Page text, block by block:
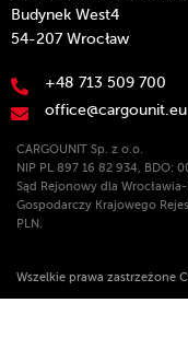
Budynek West4
54-207 Wrocław
+48 713 509 700
office@cargounit.eu
CARGOUNIT Sp. z o.o.
NIP PL 897 16 82 934, BDO:
Sąd Rejonowy dla
Gospodarczy Krajowego
PLN.
Wszelkie prawa zastrzeżone